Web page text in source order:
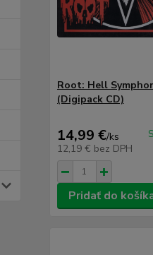
Root: Hell
(Digipack CD)
14,99 €/ks
12,19 € bez DPH
Pridať do